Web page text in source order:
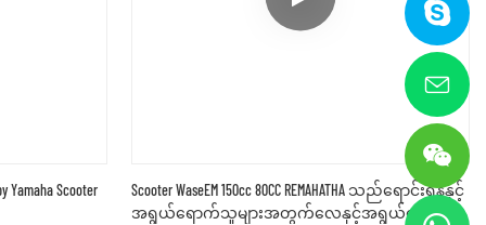
Scooter
Scooter WaseEM 150cc 80CC REMAHATHA သည်ရောင်းရန်နှင့်
အရွယ်ရောက်သူများအတွက်လေနှင့်အရွယ်ရောက်